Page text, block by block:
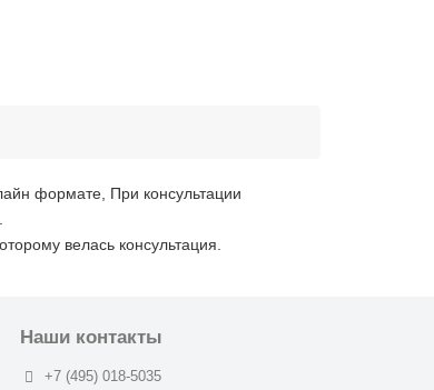
формате, При консультации
велась консультация.
Наши контакты
+7 (495) 018-5035